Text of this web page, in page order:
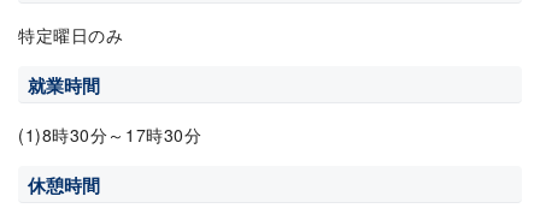
特定曜日のみ
就業時間
(1)8時30分～17時30分
休憩時間